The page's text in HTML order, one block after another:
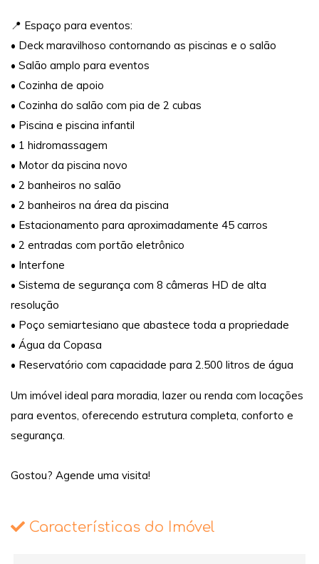
📍 Espaço para eventos:
• Deck maravilhoso contornando as piscinas e o salão
• Salão amplo para eventos
• Cozinha de apoio
• Cozinha do salão com pia de 2 cubas
• Piscina e piscina infantil
• 1 hidromassagem
• Motor da piscina novo
• 2 banheiros no salão
• 2 banheiros na área da piscina
• Estacionamento para aproximadamente 45 carros
• 2 entradas com portão eletrônico
• Interfone
• Sistema de segurança com 8 câmeras HD de alta
resolução
• Poço semiartesiano que abastece toda a propriedade
• Água da Copasa
• Reservatório com capacidade para 2.500 litros de água
Um imóvel ideal para moradia, lazer ou renda com locações
para eventos, oferecendo estrutura completa, conforto e
segurança.
Gostou? Agende uma visita!
Características do Imóvel